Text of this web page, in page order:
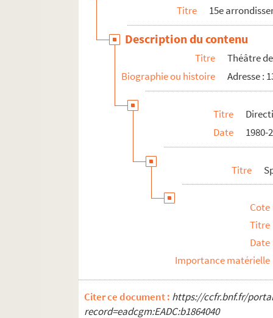
Titre 15e
Description du contenu
Titre
Théâtre
Biographie ou histoire
Adresse :
Titre
Date
1980-
Titre
Cote
Titre
Date
Importance matérielle
Citer ce document : https://ccfr.bnf.fr/
record=eadcgm:EADC:b1864040